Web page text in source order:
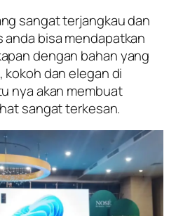
sangat terjangkau dan
bisa mendapatkan
dengan bahan yang
kokoh dan elegan di
nya akan membuat
sangat terkesan.